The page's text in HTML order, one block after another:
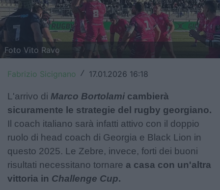
Premiership
Champions Cup
Challenge Cup
World Rugby
Rugby World Cup
Super Rugby
Rugby in TV
Mercato
Serie A Elite
Foto Vito Ravo
Fabrizio Sicignano / 17.01.2026 16:18
L'arrivo di Marco Bortolamicambierà
sicuramente le strategie del rugby georgiano.
Il coach italiano sarà infatti attivo con il doppio
ruolo di head coach di Georgia e Black Lion in
questo 2025. Le Zebre, invece, forti dei buoni
risultati necessitano tornare a casa con un'altra
vittoria in Challenge Cup.